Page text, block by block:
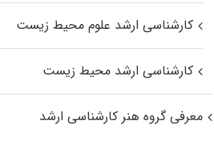
کارشناسی ارشد علوم محیط‌ زیست
کارشناسی ارشد محیط زیست
معرفی گروه هنر کارشناسی ارشد